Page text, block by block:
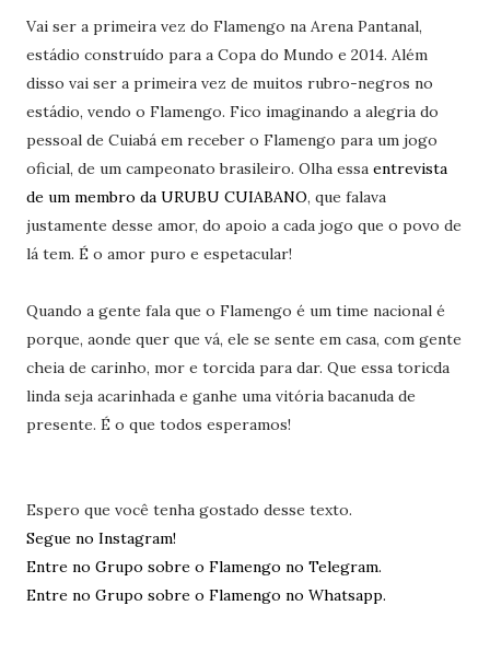
Vai ser a primeira vez do Flamengo na Arena Pantanal,
estádio construído para a Copa do Mundo e 2014. Além
disso vai ser a primeira vez de muitos rubro-negros no
estádio, vendo o Flamengo. Fico imaginando a alegria do
pessoal de Cuiabá em receber o Flamengo para um jogo
oficial, de um campeonato brasileiro. Olha essa entrevista
de um membro da URUBU CUIABANO, que falava
justamente desse amor, do apoio a cada jogo que o povo de
lá tem. É o amor puro e espetacular!
Quando a gente fala que o Flamengo é um time nacional é
porque, aonde quer que vá, ele se sente em casa, com gente
cheia de carinho, mor e torcida para dar. Que essa toricda
linda seja acarinhada e ganhe uma vitória bacanuda de
presente. É o que todos esperamos!
Espero que você tenha gostado desse texto.
Segue no Instagram!
Entre no Grupo sobre o Flamengo no Telegram.
Entre no Grupo sobre o Flamengo no Whatsapp.